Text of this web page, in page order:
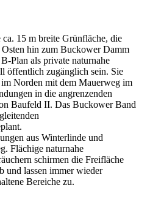
15 m breite Grünfläche, die
Osten hin zum Buckower Damm
Plan als private naturnahe
öffentlich zugänglich sein. Sie
Norden mit dem Mauerweg im
in die angrenzenden
Baufeld II. Das Buckower Band
aus Winterlinde und
Flächige naturnahe
schirmen die Freifläche
und lassen immer wieder
Bereiche zu.